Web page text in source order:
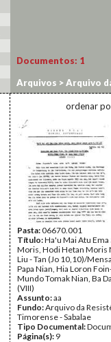
Documentos: 1
Arquivos >Arquivo
ordenar
Pasta:06670.001
Título:Ha'u Mai Atu Ema
Moris, Hodi Hetan Moris
Liu - Tan (Jo 10,10)/
Papa Nian, Hia Loron
Mundo Tomak Nian, Ba
(VIII)
Assunto:aa
Fundo:Arquivo da
Timorense - Sabalae
Tipo Documental:
Página(s): 9